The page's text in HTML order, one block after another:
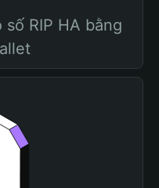
RIP HA bằng